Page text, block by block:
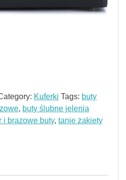
Kuferki Tags: buty
, buty ślubne jelenia
i brazowe buty, tanie żakiety